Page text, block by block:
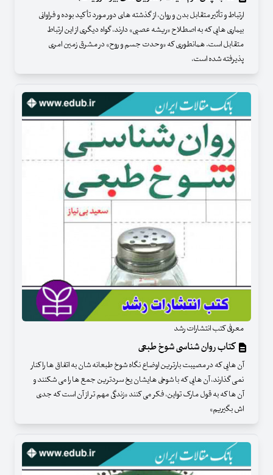
ارتباط و تأثیر متقابل بدن و روان، از گذشته های دور مورد تأکید بوده و فراوانی
بیماری هایی که به اصطلاح «ریشه عصبی» دارند، گواه دیگری از این ارتباط
متقابل است. همانطوری که «وحدت جسم و روح» در مشرق زمین امری
پذیرفته شده است،
معرفی کتب انتشارات رشد
کتاب روان شناسی شوخ طبعی
آن هایی که در مصیبت بارترین اوضاع نگاه شوخ طبعانه شان به اتفاق ها را کنار
نمی گذارند، آن هایی که با شوخی هایشان یخ سردترین جمع ها را می شکنند و
آن ها که به قول مارک تواین، فکر می کنند «زندگی مهم تر از آن است که جدی
اش بگیریم»